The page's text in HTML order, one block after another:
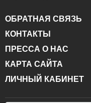
ОБРАТНАЯ СВЯЗЬ
КОНТАКТЫ
ПРЕССА О НАС
КАРТА САЙТА
ЛИЧНЫЙ КАБИНЕТ